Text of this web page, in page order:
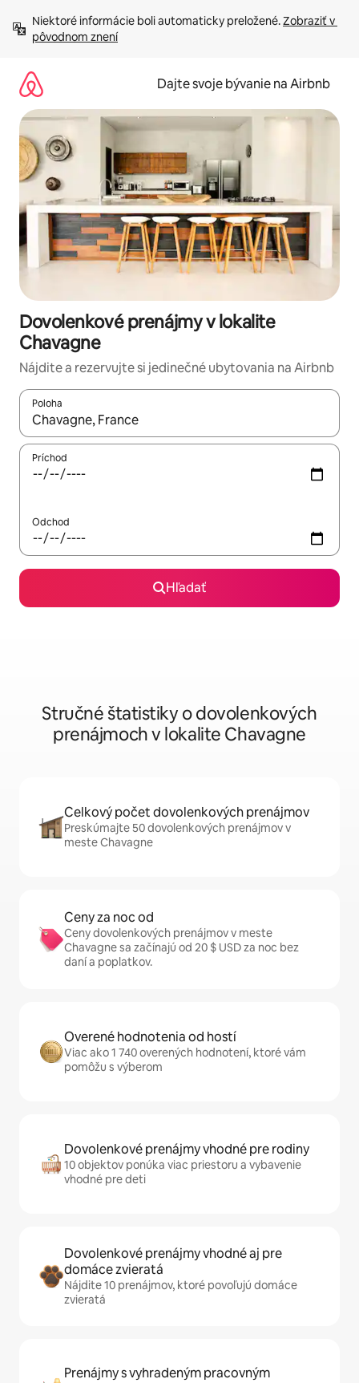
obsah.
Niektoré informácie boli automaticky preložené. Zobraziť v
pôvodnom znení
Dajte svoje bývanie na Airbnb
Dovolenkové prenájmy v lokalite
Chavagne
Nájdite a rezervujte si jedinečné ubytovania na Airbnb
Poloha
Keď budú výsledky k dispozícii, môžete si ich prechádzať
Príchod
Odchod
Hľadať
Stručné štatistiky o dovolenkových
prenájmoch v lokalite Chavagne
Celkový počet dovolenkových prenájmov
Preskúmajte 50 dovolenkových prenájmov v
meste Chavagne
Ceny za noc od
Ceny dovolenkových prenájmov v meste
Chavagne sa začínajú od 20 $ USD za noc bez
daní a poplatkov.
Overené hodnotenia od hostí
Viac ako 1 740 overených hodnotení, ktoré vám
pomôžu s výberom
Dovolenkové prenájmy vhodné pre rodiny
10 objektov ponúka viac priestoru a vybavenie
vhodné pre deti
Dovolenkové prenájmy vhodné aj pre
domáce zvieratá
Nájdite 10 prenájmov, ktoré povoľujú domáce
zvieratá
Prenájmy s vyhradeným pracovným